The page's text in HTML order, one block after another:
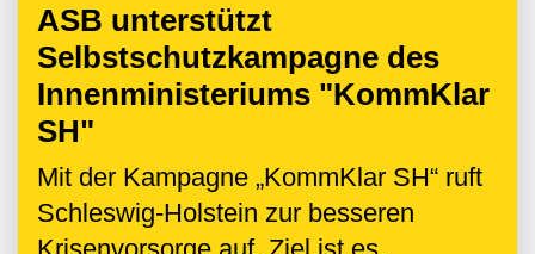
ASB unterstützt
Selbstschutzkampagne des
Innenministeriums "KommKlar
SH"
Mit der Kampagne „KommKlar SH“ ruft
Schleswig-Holstein zur besseren